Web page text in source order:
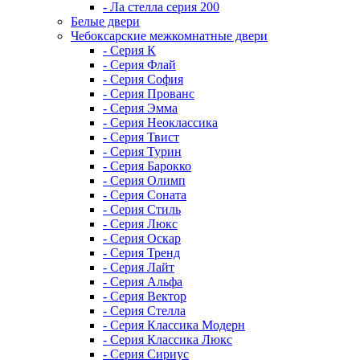
- Ла стелла серия 200
Белые двери
Чебоксарские межкомнатные двери
- Серия К
- Серия Флай
- Серия София
- Серия Прованс
- Серия Эмма
- Серия Неоклассика
- Серия Твист
- Серия Турин
- Серия Барокко
- Серия Олимп
- Серия Соната
- Серия Стиль
- Серия Люкс
- Серия Оскар
- Серия Тренд
- Серия Лайт
- Серия Альфа
- Серия Вектор
- Серия Стелла
- Серия Классика Модерн
- Серия Классика Люкс
- Серия Сириус